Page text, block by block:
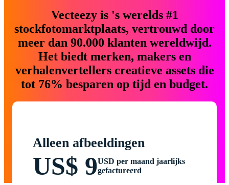
Vecteezy is 's werelds #1
stockfotomarktplaats, vertrouwd door
meer dan 90.000 klanten wereldwijd.
Het biedt merken, makers en
verhalenvertellers creatieve assets die
tot 76% besparen op tijd en budget.
Alleen afbeeldingen
US$ 9USD per maand jaarlijks
gefactureerd